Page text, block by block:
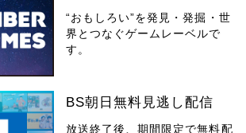
“おもしろい”を発見・発掘・世
界とつなぐゲームレーベルで
す。
BS朝日無料見逃し配信
放送終了後、期間限定で無料配